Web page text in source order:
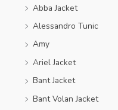
Abba Jacket
Alessandro Tunic
Amy
Ariel Jacket
Bant Jacket
Bant Volan Jacket